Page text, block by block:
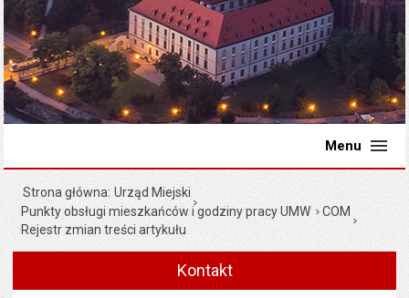
Menu
Strona główna Urząd Miejski
Punkty obsługi mieszkańców i godziny pracy UMW
COM
Rejestr zmian treści artykułu
Kontakt